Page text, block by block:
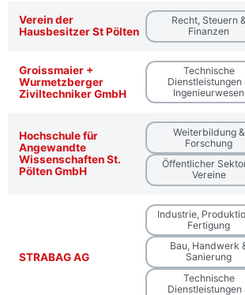
Verein der
Hausbesitzer St Pölten
Recht, Steuern
Finanzen
Groissmaier +
Wurmetzberger
Ziviltechniker GmbH
Technische
Dienstleistungen
Ingenieurwesen
Hochschule für
Angewandte
Wissenschaften St.
Pölten GmbH
Weiterbildung &
Forschung
Öffentlicher
Vereine
STRABAG AG
Industrie,
Fertigung
Bau, Handwerk
Sanierung
Technische
Dienstleistungen